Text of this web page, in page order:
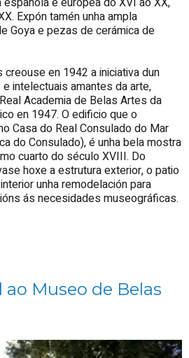
Expón tamén unha ampla
Goya e pezas de cerámica de
en 1942 a iniciativa dun
intelectuais amantes da arte,
Academia de Belas Artes da
en 1947. O edificio que o
Casa do Real Consulado do Mar
do Consulado), é unha bela mostra
cuarto do século XVIII. Do
hoxe a estrutura exterior, o patio
unha remodelación para
ás necesidades museográficas.
Museo de Belas